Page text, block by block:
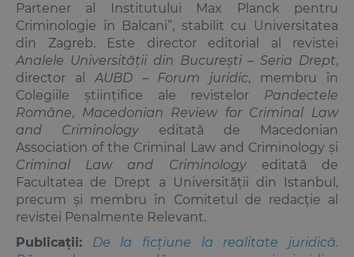
Partener al Institutului Max Planck pentru
Criminologie în Balcani”, stabilit cu Universitatea
din Zagreb. Este director editorial al revistei
Analele Universității din București – Seria Drept,
director alAUBD – Forum juridic, membru în
Colegiile științifice ale revistelor Pandectele
Române, Macedonian Review for Criminal Law
and Criminology editată de Macedonian
Association of the Criminal Law and Criminology și
Criminal Law and Criminologyeditată de
Facultatea de Drept a Universității din Istanbul,
precum și membru în Comitetul de redacție al
revistei Penalmente Relevant.
Publicații:
De la ficțiune la realitate juridică.